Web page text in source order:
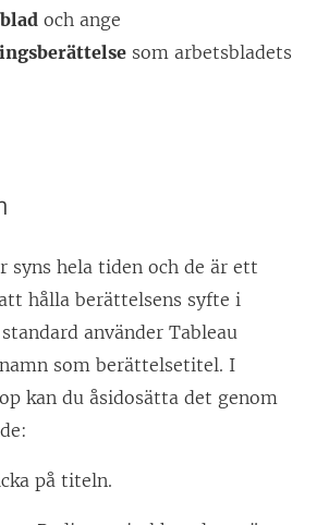
och ange
som arbetsbladets
syns hela tiden och de är ett
hålla berättelsens syfte i
använder Tableau
som berättelsetitel. I
kan du åsidosätta det genom
på titeln.